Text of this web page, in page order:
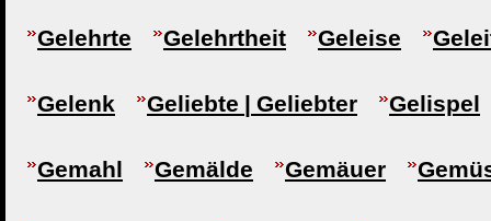
Gelehrte Gelehrtheit Geleise
Gelenk Geliebte | Geliebter Gelispel
Gemahl Gemälde Gemäuer